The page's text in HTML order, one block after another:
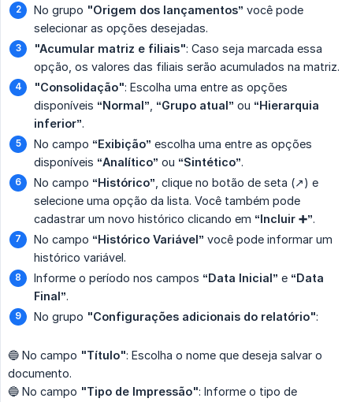
No grupo "Origem dos lançamentos” você pode
selecionar as opções desejadas.
"Acumular matriz e filiais": Caso seja marcada essa
opção, os valores das filiais serão acumulados na matriz.
"Consolidação": Escolha uma entre as opções
disponíveis “Normal” “Grupo atual” ou “Hierarquia
inferior”.
No campo “Exibição” escolha uma entre as opções
disponíveis “Analítico” ou “Sintético”.
No campo “Histórico” , clique no botão de seta (↗️) e
selecione uma opção da lista. Você também pode
cadastrar um novo histórico clicando em “Incluir ➕”.
No campo “Histórico Variável” você pode informar um
histórico variável.
Informe o período nos campos “Data Inicial” e “Data
Final”.
No grupo "Configurações adicionais do relatório":
🔵 No campo "Título": Escolha o nome que deseja salvar o
documento.
🔵 No campo "Tipo de Impressão": Informe o tipo de